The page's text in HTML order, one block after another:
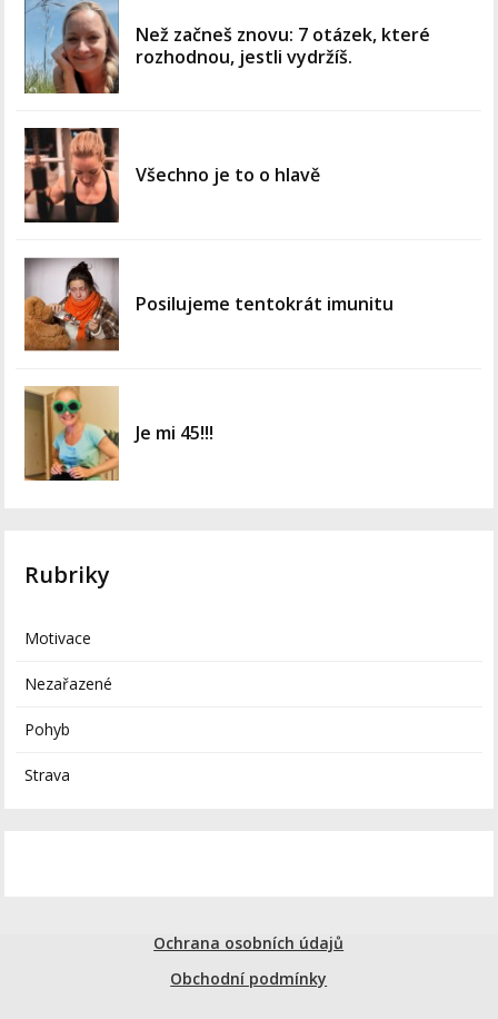
Než začneš znovu: 7 otázek, které
rozhodnou, jestli vydržíš.
Všechno je to o hlavě
Posilujeme tentokrát imunitu
Je mi 45!!!
Rubriky
Motivace
Nezařazené
Pohyb
Strava
Ochrana osobních údajů
Obchodní podmínky